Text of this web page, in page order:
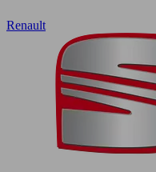
Renault